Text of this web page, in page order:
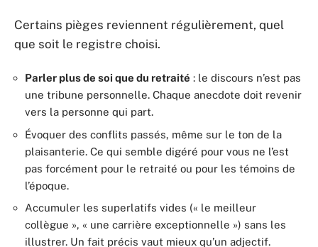
Certains pièges reviennent régulièrement, quel
que soit le registre choisi.
Parler plus de soi que du retraité : le discours n’est pas
une tribune personnelle. Chaque anecdote doit revenir
vers la personne qui part.
Évoquer des conflits passés, même sur le ton de la
plaisanterie. Ce qui semble digéré pour vous ne l’est
pas forcément pour le retraité ou pour les témoins de
l’époque.
Accumuler les superlatifs vides (« le meilleur
collègue », « une carrière exceptionnelle ») sans les
illustrer. Un fait précis vaut mieux qu’un adjectif.